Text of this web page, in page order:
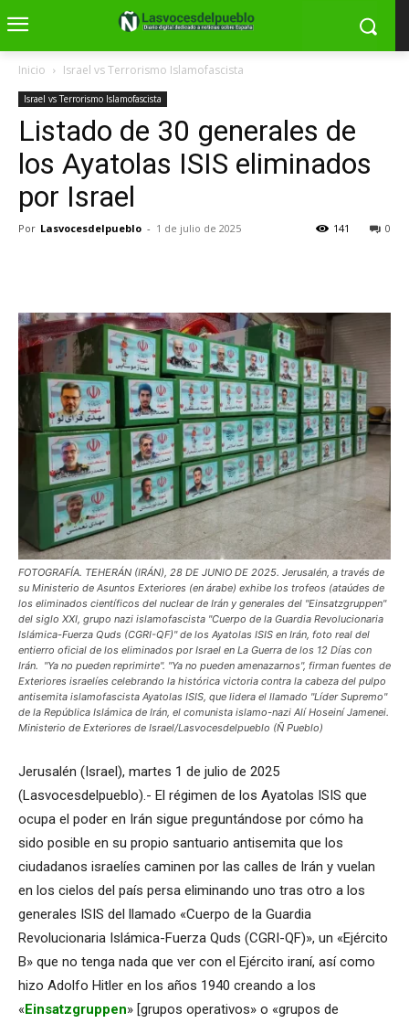
Inicio Israel vs Terrorismo Islamofascista
Israel vs Terrorismo Islamofascista
Listado de 30 generales de
los Ayatolas ISIS eliminados
por Israel
Por Lasvocesdelpueblo - 1 de julio de 2025 0
141
FOTOGRAFÍA. TEHERÁN (IRÁN), 28 DE JUNIO DE 2025. Jerusalén, a través de
su Ministerio de Asuntos Exteriores (en árabe) exhibe los trofeos (ataúdes de
los eliminados científicos del nuclear de Irán y generales del "Einsatzgruppen"
del siglo XXI, grupo nazi islamofascista "Cuerpo de la Guardia Revolucionaria
Islámica-Fuerza Quds (CGRI-QF)" de los Ayatolas ISIS en Irán, foto real del
entierro oficial de los eliminados por Israel en La Guerra de los 12 Días con
Irán. "Ya no pueden reprimirte". "Ya no pueden amenazarnos", firman fuentes de
Exteriores israelíes celebrando la histórica victoria contra la cabeza del pulpo
antisemita islamofascista Ayatolas ISIS, que lidera el llamado "Líder Supremo"
de la República Islámica de Irán, el comunista islamo-nazi Alí Hoseiní Jamenei.
Ministerio de Exteriores de Israel/Lasvocesdelpueblo (Ñ Pueblo)
Jerusalén (Israel), martes 1 de julio de 2025
(Lasvocesdelpueblo).- El régimen de los Ayatolas ISIS que
ocupa el poder en Irán sigue preguntándose por cómo ha
sido posible en su propio santuario antisemita que los
ciudadanos israelíes caminen por las calles de Irán y vuelan
en los cielos del país persa eliminando uno tras otro a los
generales ISIS del llamado «Cuerpo de la Guardia
Revolucionaria Islámica-Fuerza Quds (CGRI-QF)», un «Ejército
B» que no tenga nada que ver con el Ejército iraní, así como
hizo Adolfo Hitler en los años 1940 creando a los
«Einsatzgruppen» [grupos operativos» o «grupos de